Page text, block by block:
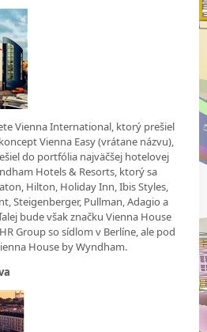
Vienna International, ktorý prešiel
Vienna Easy (vrátane názvu),
do portfólia najväčšej hotelovej
Hotels & Resorts, ktorý sa
Hilton, Holiday Inn, Ibis Styles,
Steigenberger, Pullman, Adagio a
bude však značku Vienna House
Group so sídlom v Berlíne, ale pod
House by Wyndham.